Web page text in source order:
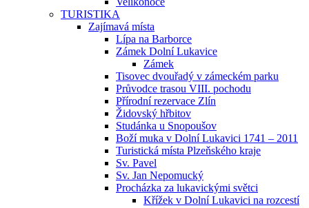
TURISTIKA
Zajímavá místa
Lípa na Barborce
Zámek Dolní Lukavice
Zámek
Tisovec dvouřadý v zámeckém parku
Průvodce trasou VIII. pochodu
Přírodní rezervace Zlín
Židovský hřbitov
Studánka u Snopoušov
Boží muka v Dolní Lukavici 1741 – 2011
Turistická místa Plzeňského kraje
Sv. Pavel
Sv. Jan Nepomucký
Procházka za lukavickými světci
Křížek v Dolní Lukavici na rozcestí